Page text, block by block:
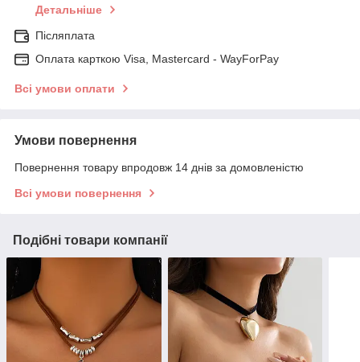
Детальніше
Післяплата
Оплата карткою Visa, Mastercard - WayForPay
Всі умови оплати
Умови повернення
Повернення товару впродовж 14 днів за домовленістю
Всі умови повернення
Подібні товари компанії